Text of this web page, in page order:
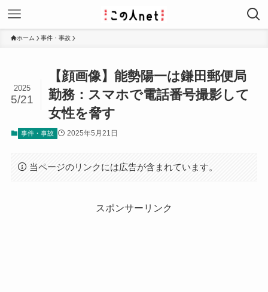
ホーム 事件・事故
【顔画像】能勢陽一は鎌田郵便局
勤務：スマホで電話番号撮影して
女性を脅す
2025
5/21
事件・事故 2025年5月21日
当ページのリンクには広告が含まれています。
スポンサーリンク